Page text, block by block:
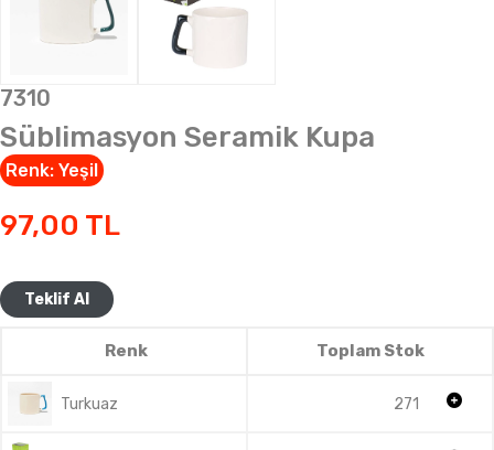
7310
Süblimasyon Seramik Kupa
Renk: Yeşil
97,00 TL
Teklif Al
Renk Toplam Stok
Turkuaz 271